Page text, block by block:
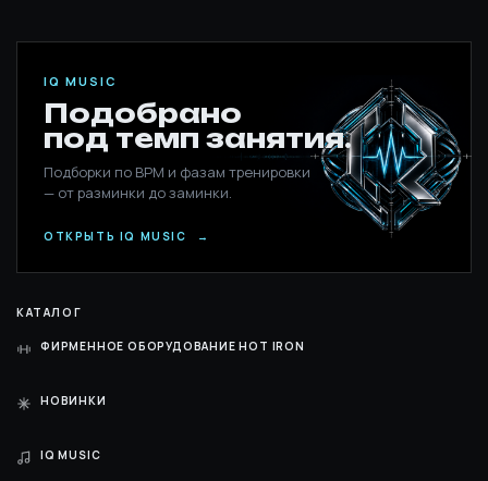
IQ MUSIC
Подобрано
под темп занятия.
Подборки по BPM и фазам тренировки
— от разминки до заминки.
ОТКРЫТЬ IQ MUSIC →
КАТАЛОГ
ФИРМЕННОЕ ОБОРУДОВАНИЕ HOT IRON
НОВИНКИ
IQ MUSIC